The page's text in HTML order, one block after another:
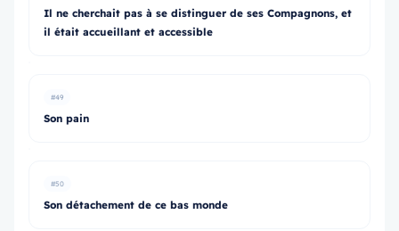
Il ne cherchait pas à se distinguer de ses Compagnons, et
il était accueillant et accessible
#49
Son pain
#50
Son détachement de ce bas monde